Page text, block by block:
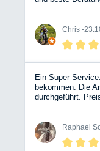
Chris -
Ein Super
bekommen. Die
durchgeführt.
hat sich gezeigt,
verstehen, da sie
kommt. EIne
Raphael